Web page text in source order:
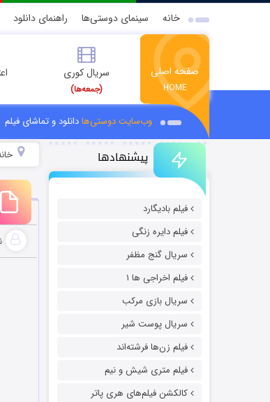
خانه سینمای دوستی‌ها راهنمای دانلود
صفحه اصلی
HOME
سریال کوری
(جمعه‌ها)
وب‌سایت دوستی‌هادانلود و تماشای فیلم
پیشنهادها
فیلم بادیگارد
فیلم دایره زنگی
سریال گنج مظفر
فیلم اخراجی ها ۱
سریال بازی مرکب
سریال پوست شیر
فیلم زن‌ها فرشته‌اند
فیلم متری شیش و نیم
کالکشن فیلم‌های هری پاتر